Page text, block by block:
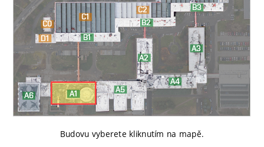
Budovu vyberete kliknutím na mapě.